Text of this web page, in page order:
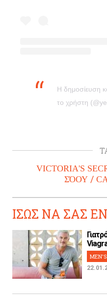
Η δημοσίευση
το χρήστη
VICTORIA'S
ΣΌΟΥ
ΙΣΩΣ ΝΑ ΣΑΣ